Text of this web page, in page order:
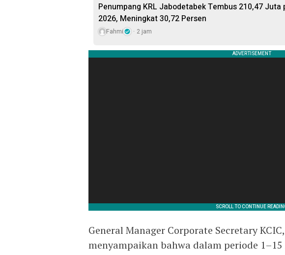
Penumpang KRL Jabodetabek Tembus 210,47
2026, Meningkat 30,72 Persen
Fahmi 2 jam
General Manager Corporate Secretary
menyampaikan bahwa dalam periode 1–15